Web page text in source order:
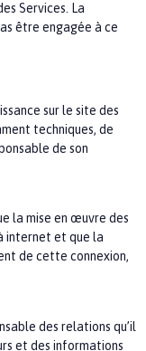
Services. La
être engagée à ce
sur le site des
techniques, de
de son
la mise en œuvre des
internet et que la
de cette connexion,
des relations qu’il
et des informations